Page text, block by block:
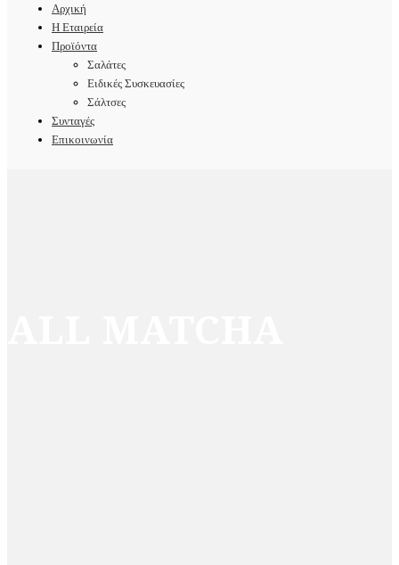
Αρχική
Η Εταιρεία
Προϊόντα
Σαλάτες
Ειδικές Συσκευασίες
Σάλτσες
Συνταγές
Επικοινωνία